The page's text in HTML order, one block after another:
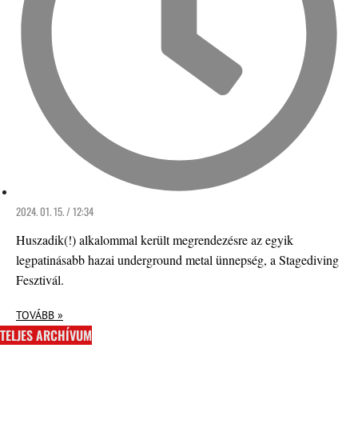
2024. 01. 15. / 12:34
Huszadik(!) alkalommal került megrendezésre az egyik
legpatinásabb hazai underground metal ünnepség, a Stagediving
Fesztivál.
TOVÁBB »
TELJES ARCHÍVUM